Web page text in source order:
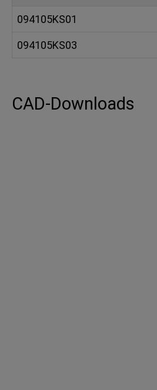
094105KS01
094105KS03
CAD-Downloads